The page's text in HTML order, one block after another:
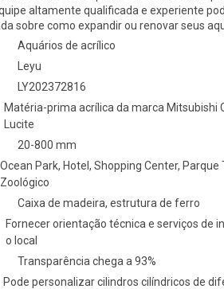
altamente qualificada e experiente
sobre como expandir ou renovar seus
Aquários de acrílico
Leyu
LY202372816
Matéria-prima acrílica da marca Mitsubishi
Lucite
20-800 mm
Ocean Park, Hotel, Shopping Center, Parque
Zoológico
Caixa de madeira, estrutura de ferro
Fornecer orientação técnica e serviços de
o local
Transparência chega a 93%
Pode personalizar cilindros cilíndricos de